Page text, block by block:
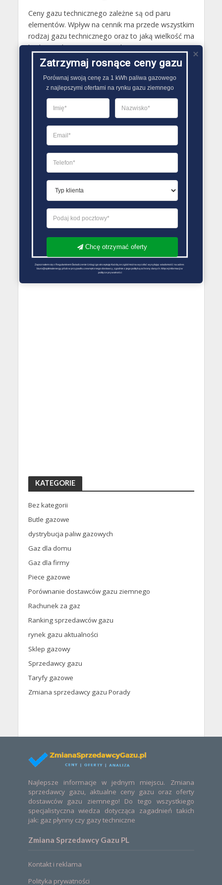
Ceny gazu technicznego zależne są od paru
elementów. Wpływ na cennik ma przede wszystkim
rodzaj gazu technicznego oraz to jaką wielkość ma
butla, w jakim jest on sprzedawany. Do
najdroższych gazów technicznych można wobec
tego zaliczyć na przykład acetylen, hel oraz argon.
Najmniej kosztuje natomiast tlen techniczny,
dwutlenek węgla, azot. Cennik gazów technicznych
dostępny jest najczęściej dla dwóch jednostek
miary kg oraz metra sześciennego..
PORÓWNYWARKA OFERT GAZU
KATEGORIE
Bez kategorii
Butle gazowe
dystrybucja paliw gazowych
Gaz dla domu
Gaz dla firmy
Piece gazowe
Porównanie dostawców gazu ziemnego
Rachunek za gaz
Ranking sprzedawców gazu
rynek gazu aktualności
Sklep gazowy
Sprzedawcy gazu
Taryfy gazowe
Zmiana sprzedawcy gazu Porady
Najlepsze informacje w jednym miejscu. Zmiana
sprzedawcy gazu, aktualne ceny gazu oraz oferty
dostawców gazu ziemnego! Do tego wszystkiego
specjalistyczna wiedza dotycząca zagadnień takich
jak: gaz płynny czy gazy techniczne
Zmiana Sprzedawcy Gazu PL
Kontakt i reklama
Polityka prywatności
Zatrzymaj rosnące ceny gazu
Porównaj swoją cenę za 1 kWh paliwa gazowego
z najlepszymi ofertami na rynku gazu ziemnego
Chcę otrzymać oferty
Zapoznałem się z Regulaminem Świadczenie Usług i go akceptuję Każdą ze zgód można wycofać wysyłając wiadomość na adres
biuro@optimalenergy.pl lub w przypadku zewnętrznego dostawcy, zgodnie z jego polityką ochrony danych. Więcej informacji w
polityce prywatności